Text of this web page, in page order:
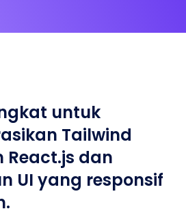
untuk
Tailwind
React.js dan
UI yang responsif